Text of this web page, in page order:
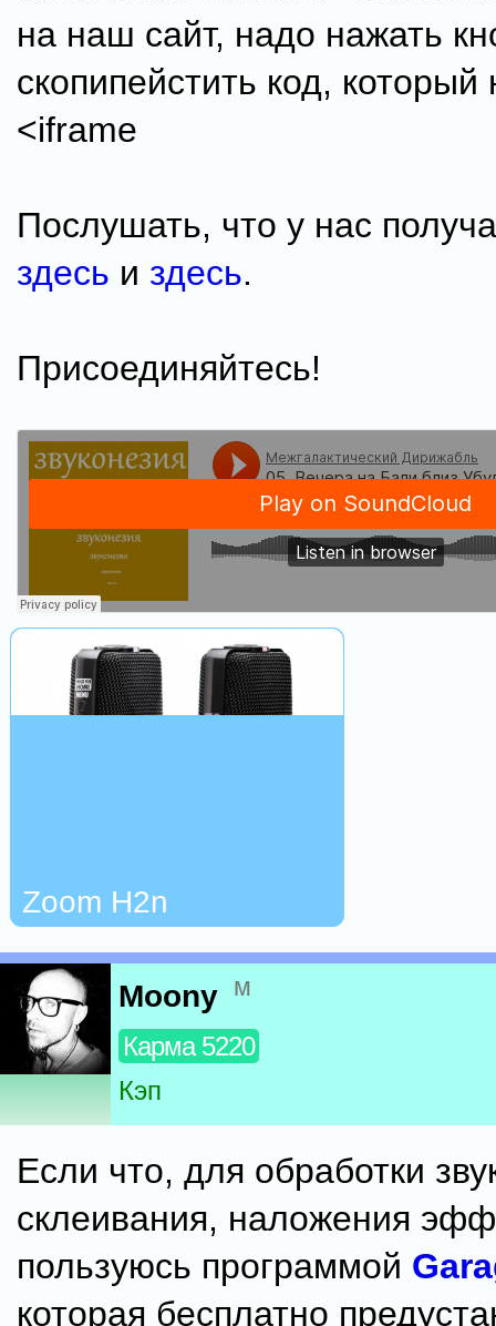
на наш сайт, надо нажать
скопипейстить код, который
<iframe
Послушать, что у нас
здесь и здесь.
Присоединяйтесь!
Zoom H2n
Moony м
Карма 5220
Кэп
Если что, для обработки
склеивания, наложения
пользуюсь программой
которая бесплатно